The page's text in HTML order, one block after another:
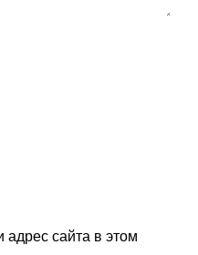
сайта в этом